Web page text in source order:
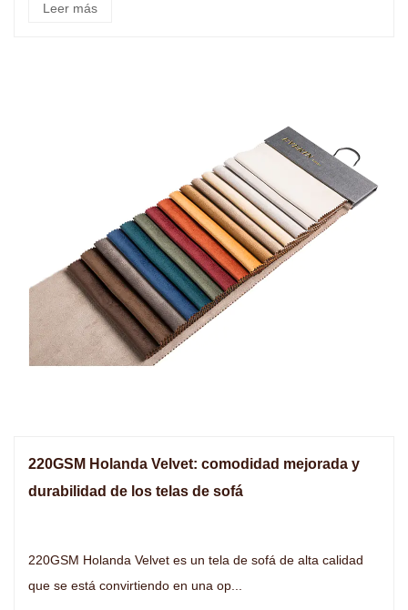
Leer más
220GSM Holanda Velvet: comodidad mejorada y
durabilidad de los telas de sofá
220GSM Holanda Velvet es un tela de sofá de alta calidad
que se está convirtiendo en una op...